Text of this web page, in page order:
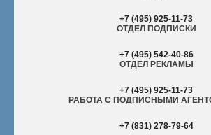
+7 (495) 925-11-73
ОТДЕЛ ПОДПИСКИ
+7 (495) 542-40-86
ОТДЕЛ РЕКЛАМЫ
+7 (495) 925-11-73
РАБОТА С ПОДПИСНЫМИ
+7 (831) 278-79-64